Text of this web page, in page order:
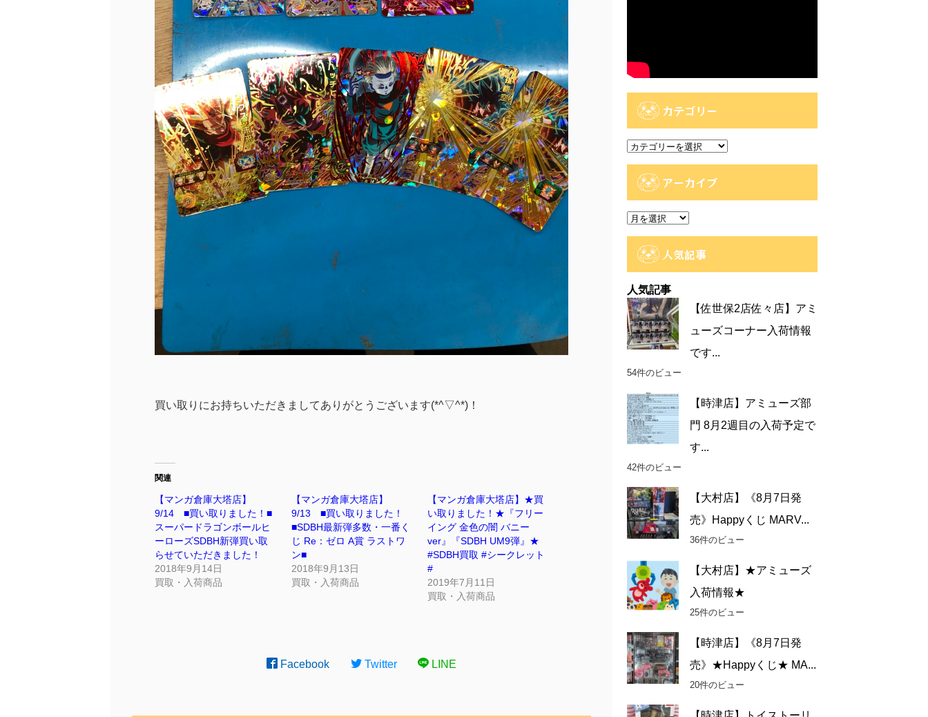
買い取りにお持ちいただきましてありがとうございます(*^▽^*)！
関連
【マンガ倉庫大塔店】
9/14 ■買い取りました！■
スーパードラゴンボールヒ
ーローズSDBH新弾買い取
らせていただきました！
2018年9月14日
買取・入荷商品
【マンガ倉庫大塔店】
9/13 ■買い取りました！
■SDBH最新弾多数・一番く
じ Re：ゼロ A賞 ラストワ
ン■
2018年9月13日
買取・入荷商品
【マンガ倉庫大塔店】★買
い取りました！★『フリー
イング 金色の闇 バニー
ver』『SDBH UM9弾』★
#SDBH買取 #シークレット
#
2019年7月11日
買取・入荷商品
Facebook Twitter LINE
カテゴリー
カ
アーカイブ
ア
人気記事
人気記事
【佐世保2店佐々店】アミ
ューズコーナー入荷情報
です...
54件のビュー
【時津店】アミューズ部
門 8月2週目の入荷予定で
す...
42件のビュー
【大村店】《8月7日発
売》Happyくじ MARV...
36件のビュー
【大村店】★アミューズ
入荷情報★
25件のビュー
【時津店】《8月7日発
売》★Happyくじ★ MA...
20件のビュー